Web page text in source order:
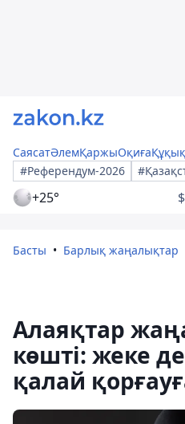
СаясатӘлемҚаржыОқиғаҚұқық
#Референдум-2026
+25° $
Басты Барлық жаңалықтар
Алаяқтар
көшті: жеке
қалай